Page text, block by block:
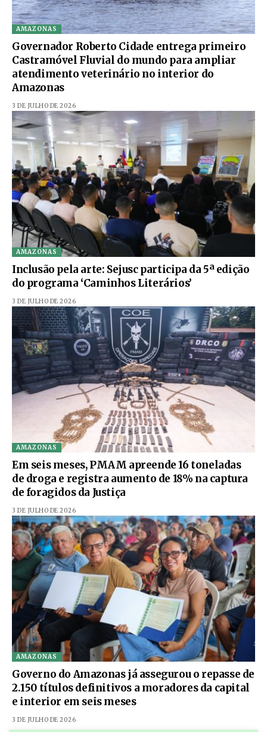
AMAZONAS
Governador Roberto Cidade entrega primeiro
Castramóvel Fluvial do mundo para ampliar
atendimento veterinário no interior do
Amazonas
3 DE JULHO DE 2026
AMAZONAS
Inclusão pela arte: Sejusc participa da 5ª edição
do programa ‘Caminhos Literários’
3 DE JULHO DE 2026
AMAZONAS
Em seis meses, PMAM apreende 16 toneladas
de droga e registra aumento de 18% na captura
de foragidos da Justiça
3 DE JULHO DE 2026
AMAZONAS
Governo do Amazonas já assegurou o repasse de
2.150 títulos definitivos a moradores da capital
e interior em seis meses
3 DE JULHO DE 2026